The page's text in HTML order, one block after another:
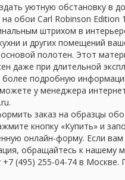
уютную обстановку в
обои Carl Robinson Edition
штрихом в
и других помещений
полотен. Этот
даже при длительной
более подробную
у менеджера
заказ на образцы
кнопку «Купить» и
онлайн-форму. Если
обращайтесь к нашему
(495) 255-04-74 в Москве.